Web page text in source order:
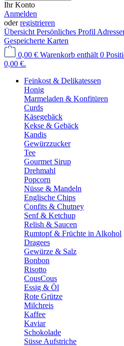
Ihr Konto
Anmelden
oderregistrieren
Übersicht Persönliches Profil
Gespeicherte Karten
0,00 € Warenkorb enthält 0
0,00 €.
Feinkost & Delikatessen
Honig
Marmeladen & Konfitüren
Curds
Käsegebäck
Kekse & Gebäck
Kandis
Gewürzzucker
Tee
Gourmet Sirup
Drehmahl
Popcorn
Nüsse & Mandeln
Englische Chips
Confits & Chutney
Senf & Ketchup
Relish & Saucen
Rumtopf & Früchte in Alkohol
Dragees
Gewürze & Salz
Bonbon
Risotto
CousCous
Essig & Öl
Rote Grütze
Milchreis
Kaffee
Kaviar
Schokolade
Süsse Aufstriche